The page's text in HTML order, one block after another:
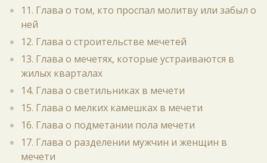
11. Глава о том, кто проспал молитву или забыл о
ней
12. Глава о строительстве мечетей
13. Глава о мечетях, которые устраиваются в
жилых кварталах
14. Глава о светильниках в мечети
15. Глава о мелких камешках в мечети
16. Глава о подметании пола мечети
17. Глава о разделении мужчин и женщин в
мечети